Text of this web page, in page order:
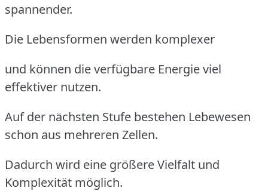
spannender.
Die Lebensformen werden komplexer
und können die verfügbare Energie viel
effektiver nutzen.
Auf der nächsten Stufe bestehen Lebewesen
schon aus mehreren Zellen.
Dadurch wird eine größere Vielfalt und
Komplexität möglich.